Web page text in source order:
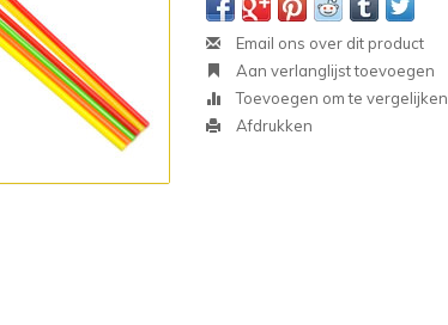
Email ons over dit product
Aan verlanglijst toevoegen
Toevoegen om te vergelijken
Afdrukken